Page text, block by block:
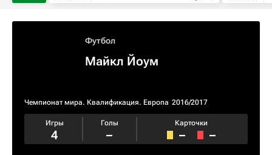
Футбол
Майкл Йоум
Чемпионат мира. Квалификация. Европа 2016/2017
Игры
4
Голы
–
Карточки
– –